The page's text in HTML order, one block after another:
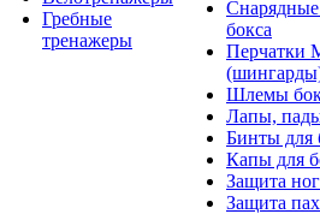
Гребные
тренажеры
Снарядные
бокса
Перчатки
Шлемы
Лапы,
Бинты для
Капы для
Защита ног
Защита